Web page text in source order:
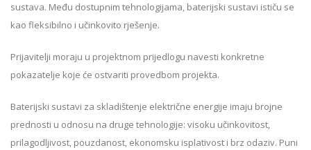
sustava. Među dostupnim tehnologijama, baterijski sustavi ističu se
kao fleksibilno i učinkovito rješenje.
Prijavitelji moraju u projektnom prijedlogu navesti konkretne
pokazatelje koje će ostvariti provedbom projekta.
Baterijski sustavi za skladištenje električne energije imaju brojne
prednosti u odnosu na druge tehnologije: visoku učinkovitost,
prilagodljivost, pouzdanost, ekonomsku isplativost i brz odaziv. Puni